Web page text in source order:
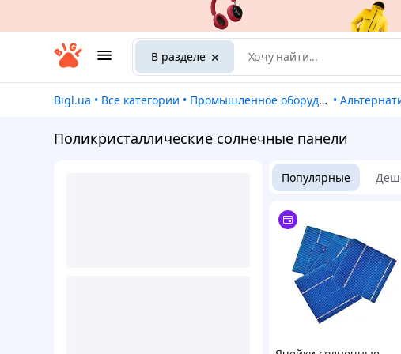
В разделе
Bigl.ua • Все категории • Промышленное оборудование и станки •
Поликристаллические солнечные панели
Популярные